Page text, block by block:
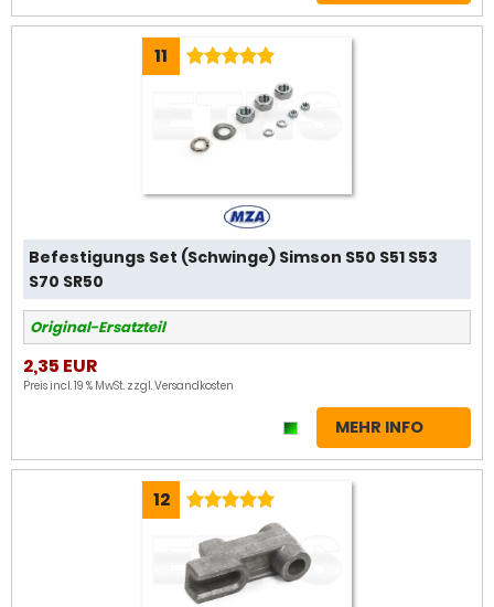
11
Befestigungs Set (Schwinge) Simson S50 S51 S53
S70 SR50
Original-Ersatzteil
2,35 EUR
Preis incl. 19 % MwSt. zzgl.Versandkosten
MEHR INFO
12